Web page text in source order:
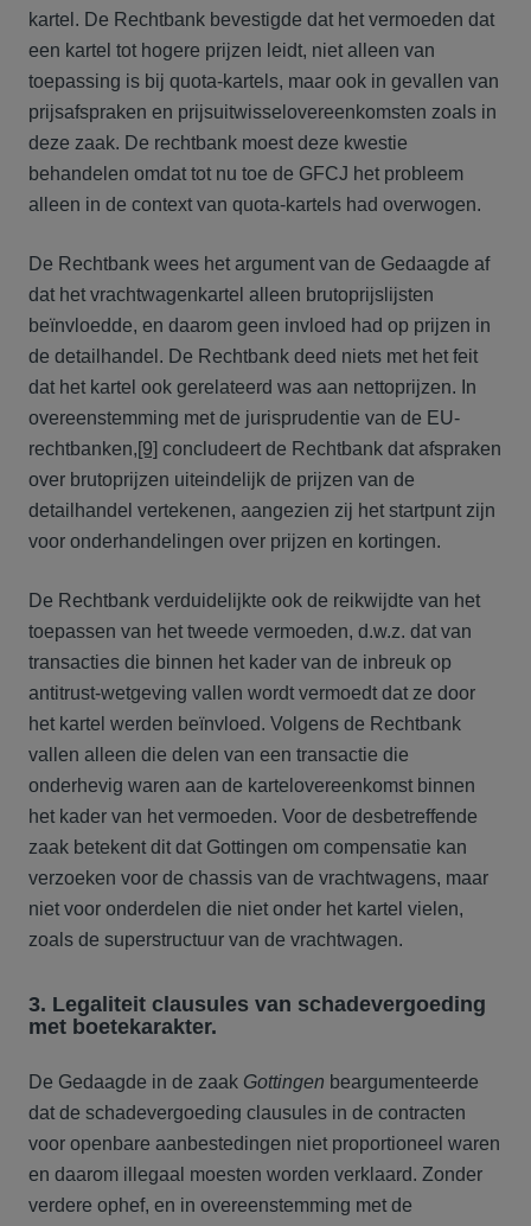
kartel. De Rechtbank bevestigde dat het vermoeden dat
een kartel tot hogere prijzen leidt, niet alleen van
toepassing is bij quota-kartels, maar ook in gevallen van
prijsafspraken en prijsuitwisselovereenkomsten zoals in
deze zaak. De rechtbank moest deze kwestie
behandelen omdat tot nu toe de GFCJ het probleem
alleen in de context van quota-kartels had overwogen.
De Rechtbank wees het argument van de Gedaagde af
dat het vrachtwagenkartel alleen brutoprijslijsten
beïnvloedde, en daarom geen invloed had op prijzen in
de detailhandel. De Rechtbank deed niets met het feit
dat het kartel ook gerelateerd was aan nettoprijzen. In
overeenstemming met de jurisprudentie van de EU-
rechtbanken,[9] concludeert de Rechtbank dat afspraken
over brutoprijzen uiteindelijk de prijzen van de
detailhandel vertekenen, aangezien zij het startpunt zijn
voor onderhandelingen over prijzen en kortingen.
De Rechtbank verduidelijkte ook de reikwijdte van het
toepassen van het tweede vermoeden, d.w.z. dat van
transacties die binnen het kader van de inbreuk op
antitrust-wetgeving vallen wordt vermoedt dat ze door
het kartel werden beïnvloed. Volgens de Rechtbank
vallen alleen die delen van een transactie die
onderhevig waren aan de kartelovereenkomst binnen
het kader van het vermoeden. Voor de desbetreffende
zaak betekent dit dat Gottingen om compensatie kan
verzoeken voor de chassis van de vrachtwagens, maar
niet voor onderdelen die niet onder het kartel vielen,
zoals de superstructuur van de vrachtwagen.
3. Legaliteit clausules van schadevergoeding
met boetekarakter.
De Gedaagde in de zaak Gottingen beargumenteerde
dat de schadevergoeding clausules in de contracten
voor openbare aanbestedingen niet proportioneel waren
en daarom illegaal moesten worden verklaard. Zonder
verdere ophef, en in overeenstemming met de